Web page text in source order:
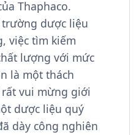
Thaphaco.
dược liệu
việc tìm kiếm
lượng với mức
là một thách
vui mừng giới
dược liệu quý
dày công nghiên